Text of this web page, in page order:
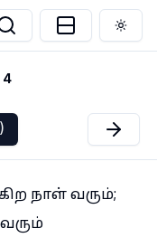
4
நாள் வரும்;